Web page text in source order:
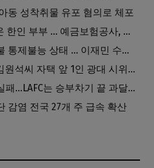
동 성착취물 유포 혐의로 체포
’10억 빚’ 안갚고 미국 온 한인 부부 … 예금보험공사, 미국서 소송
워싱턴주 동시다발 산불 통제불능 상태 … 이재민 수십만명
[화제] “내 돈 갚아라” 김원석씨 자택 앞 1인 광대 시위 … 한인 투자사, “108만 달러 못받아”
손흥민, 5경기 연속골 실패…LAFC는 승부차기 끝 과달라하라 격파
감염 전국 27개 주 급속 확산